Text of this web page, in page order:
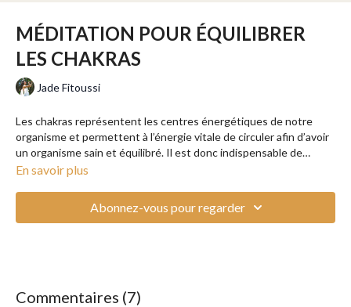
MÉDITATION POUR ÉQUILIBRER
LES CHAKRAS
Jade Fitoussi
Les chakras représentent les centres énergétiques de notre
organisme et permettent à l’énergie vitale de circuler afin d’avoir
un organisme sain et équilibré. Il est donc indispensable de
prendre soin de ces derniers pour maintenir une bonne santé
vous reconnectant à vos chakras.
En savoir plus
Abonnez-vous pour regarder
Commentaires (7)